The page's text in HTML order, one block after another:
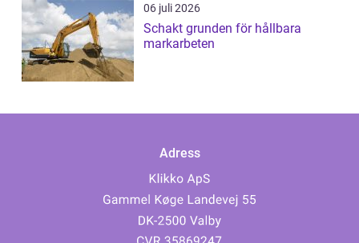
06 juli 2026
Schakt grunden för hållbara
markarbeten
Adress